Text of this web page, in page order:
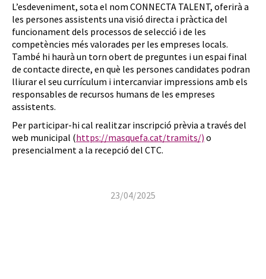
L’esdeveniment, sota el nom CONNECTA TALENT, oferirà a
les persones assistents una visió directa i pràctica del
funcionament dels processos de selecció i de les
competències més valorades per les empreses locals.
També hi haurà un torn obert de preguntes i un espai final
de contacte directe, en què les persones candidates podran
lliurar el seu currículum i intercanviar impressions amb els
responsables de recursos humans de les empreses
assistents.
Per participar-hi cal realitzar inscripció prèvia a través del
web municipal (https://masquefa.cat/tramits/) o
presencialment a la recepció del CTC.
23/04/2025